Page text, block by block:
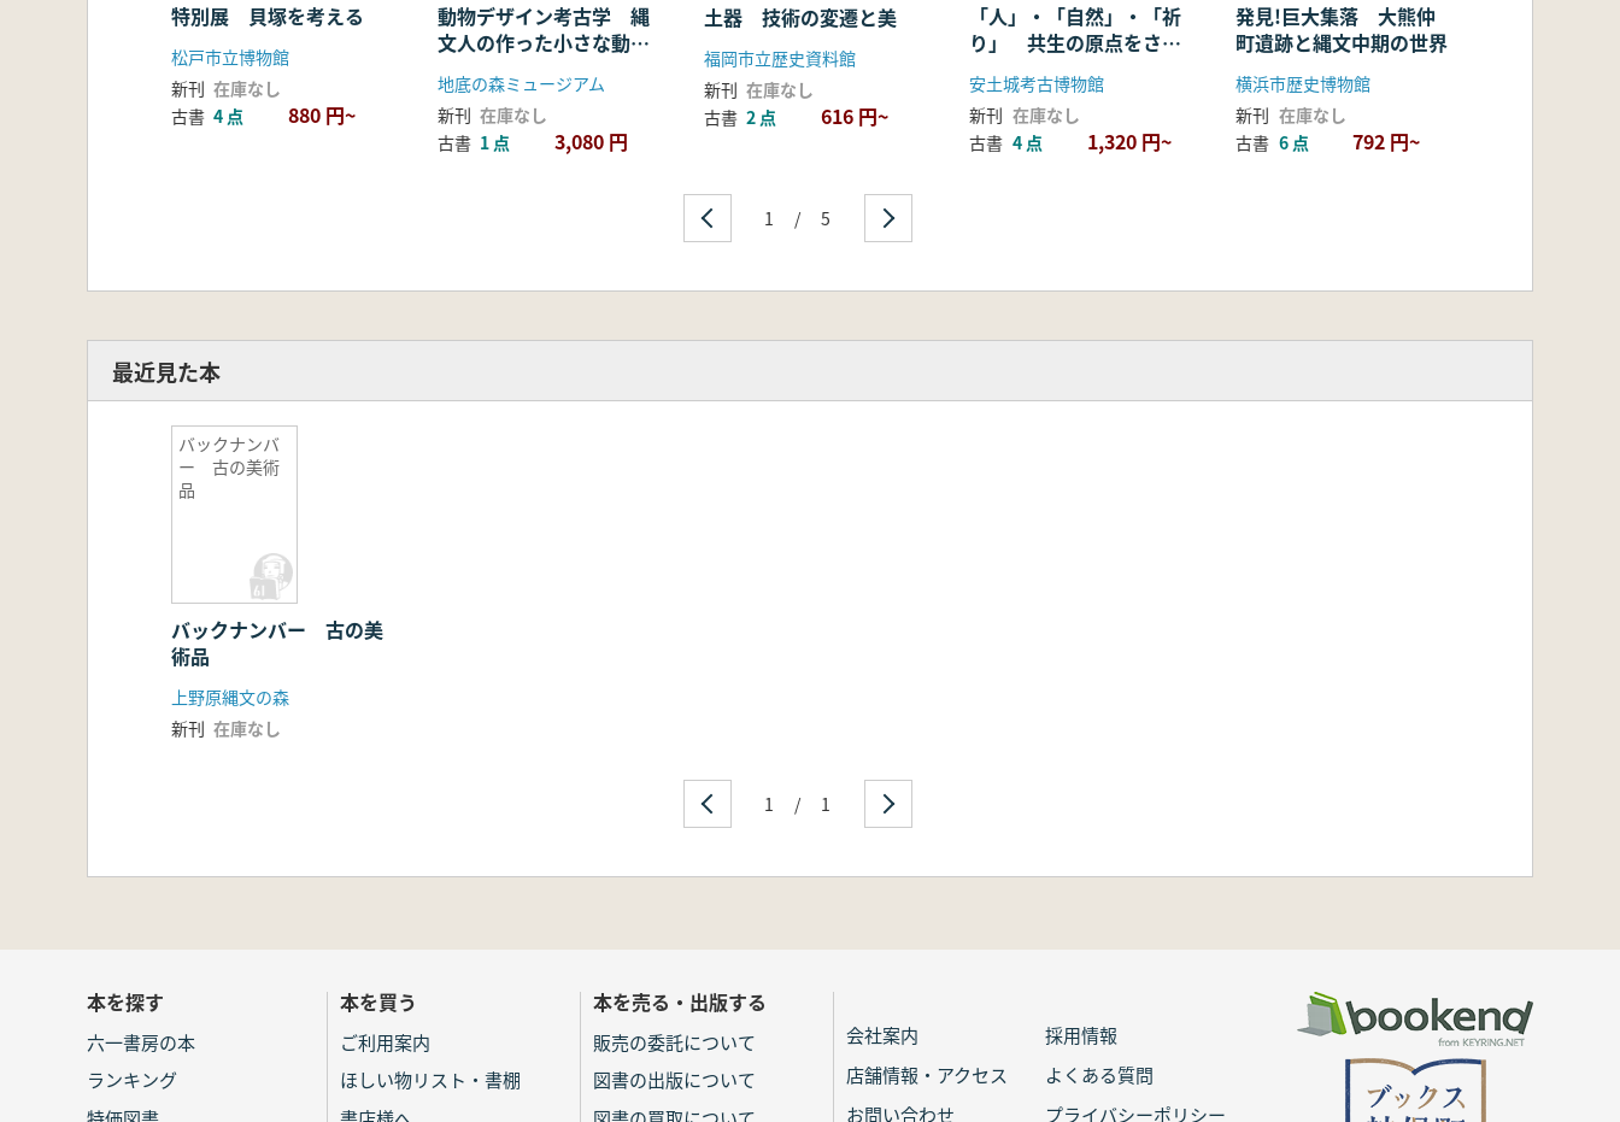
特別展 貝塚を考える
松戸市立博物館
新刊 在庫なし
古書 4 点 880 円~
動物デザイン考古学 縄
文人の作った小さな動物
たち
地底の森ミュージアム
新刊 在庫なし
古書 1 点 3,080 円
土器 技術の変遷と美
福岡市立歴史資料館
新刊 在庫なし
古書 2 点 616 円~
「人」・「自然」・「祈
り」 共生の原点をさぐ
る 縄文人が語るもの
安土城考古博物館
新刊 在庫なし
古書 4 点 1,320 円~
発見!巨大集落 大熊仲
町遺跡と縄文中期の世界
横浜市歴史博物館
新刊 在庫なし
古書 6 点 792 円~
1 / 5
最近見た本
バックナンバ
ー 古の美術
品
バックナンバー 古の美
術品
上野原縄文の森
新刊 在庫なし
1 / 1
本を探す
六一書房の本
ランキング
本を買う
ご利用案内
ほしい物リスト・書棚
本を売る・出版する
販売の委託について
図書の出版について
会社案内
採用情報
店舗情報・アクセス
よくある質問
お問い合わせ
プライバシーポリシー